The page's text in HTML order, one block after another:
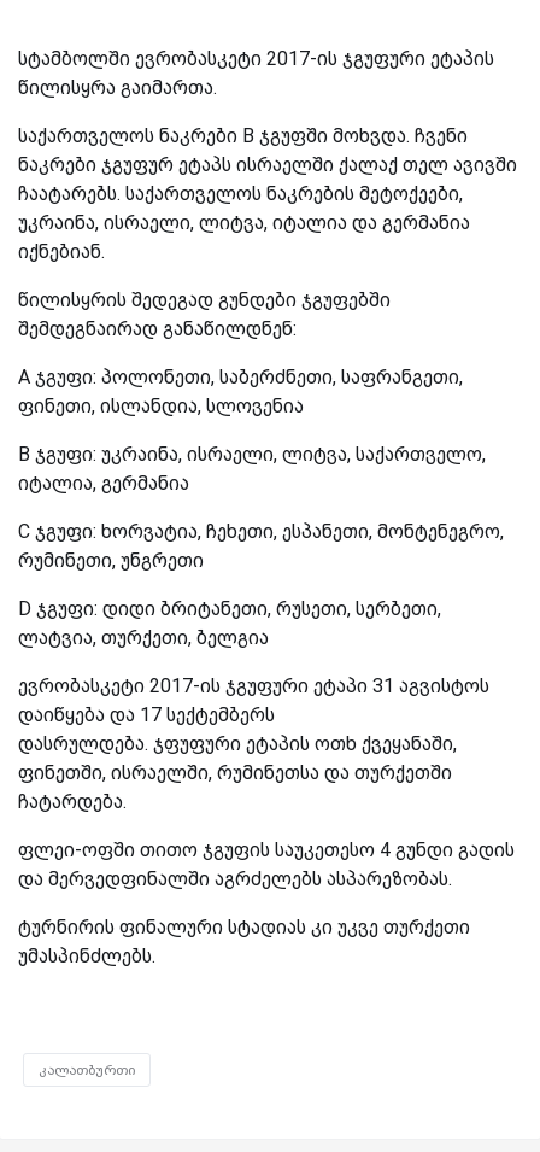
სტამბოლში ევრობასკეტი 2017-ის ჯგუფური ეტაპის
წილისყრა გაიმართა.
საქართველოს ნაკრები B ჯგუფში მოხვდა. ჩვენი
ნაკრები ჯგუფურ ეტაპს ისრაელში ქალაქ თელ ავივში
ჩაატარებს. საქართველოს ნაკრების მეტოქეები,
უკრაინა, ისრაელი, ლიტვა, იტალია და გერმანია
იქნებიან.
წილისყრის შედეგად გუნდები ჯგუფებში
შემდეგნაირად განაწილდნენ:
A ჯგუფი: პოლონეთი, საბერძნეთი, საფრანგეთი,
ფინეთი, ისლანდია, სლოვენია
B ჯგუფი: უკრაინა, ისრაელი, ლიტვა, საქართველო,
იტალია, გერმანია
C ჯგუფი: ხორვატია, ჩეხეთი, ესპანეთი, მონტენეგრო,
რუმინეთი, უნგრეთი
D ჯგუფი: დიდი ბრიტანეთი, რუსეთი, სერბეთი,
ლატვია, თურქეთი, ბელგია
ევრობასკეტი 2017-ის ჯგუფური ეტაპი 31 აგვისტოს
დაიწყება და 17 სექტემბერს
დასრულდება. ჯფუფური ეტაპის ოთხ ქვეყანაში,
ფინეთში, ისრაელში, რუმინეთსა და თურქეთში
ჩატარდება.
ფლეი-ოფში თითო ჯგუფის საუკეთესო 4 გუნდი გადის
და მერვედფინალში აგრძელებს ასპარეზობას.
ტურნირის ფინალური სტადიას კი უკვე თურქეთი
უმასპინძლებს.
კალათბურთი